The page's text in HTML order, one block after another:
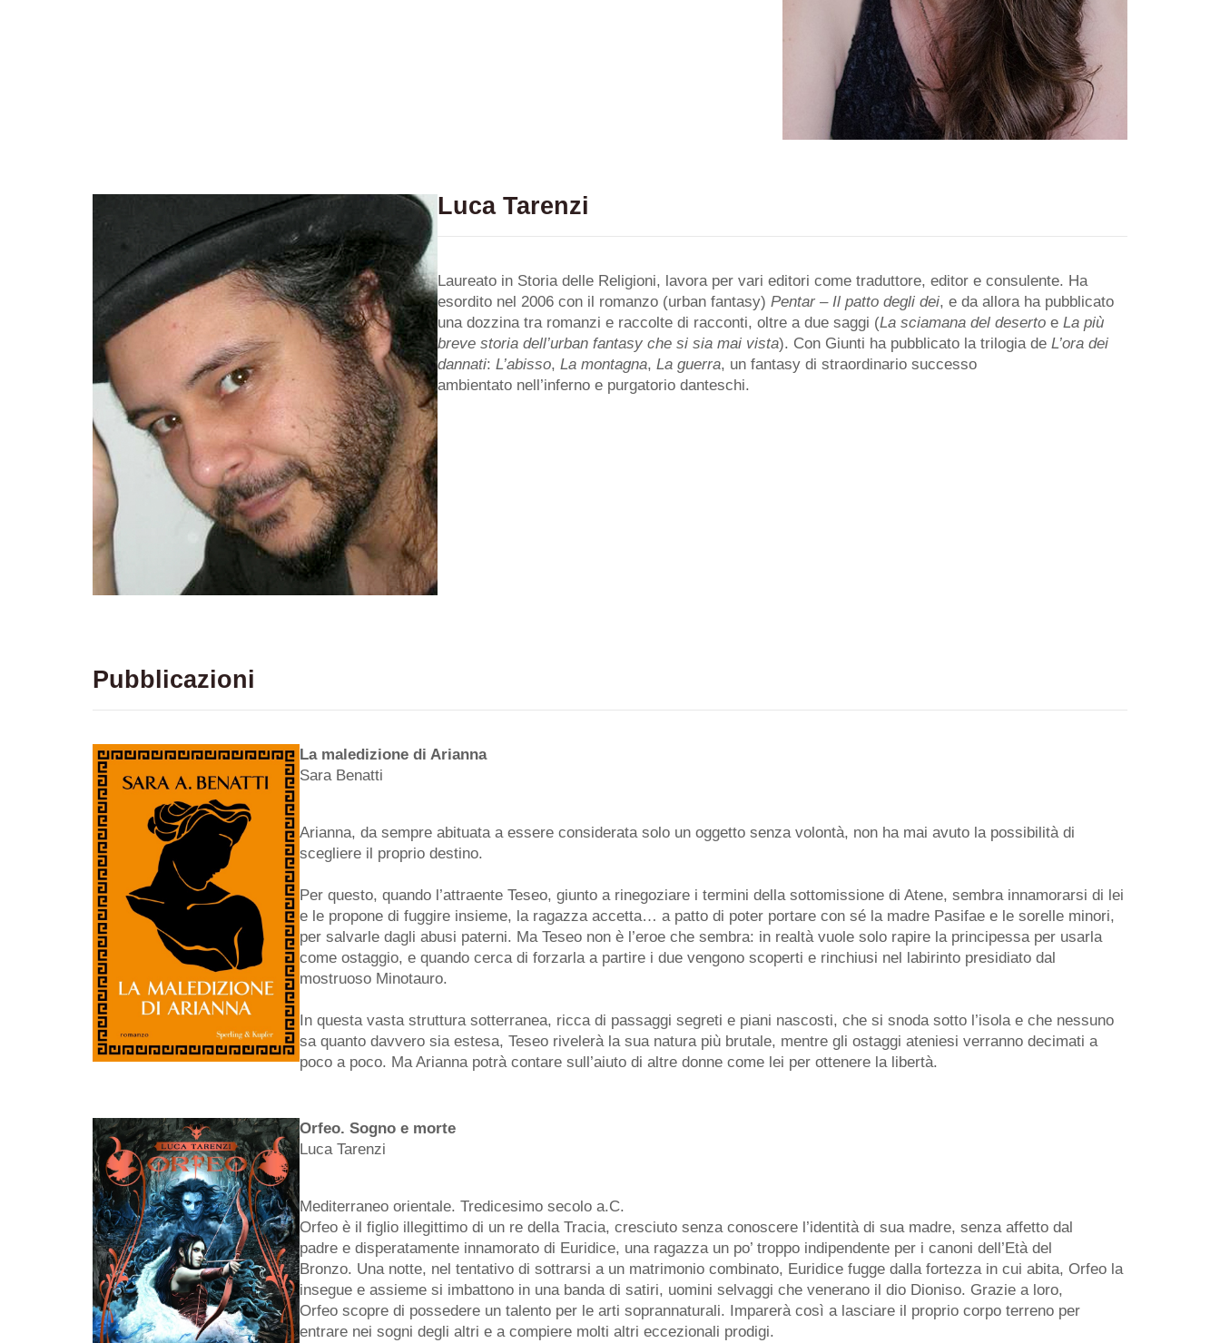
Luca Tarenzi
Laureato in Storia delle Religioni, lavora per vari editori come traduttore, editor e consulente. Ha
esordito nel 2006 con il romanzo (urban fantasy) Pentar – Il patto degli dei, e da allora ha pubblicato
una dozzina tra romanzi e raccolte di racconti, oltre a due saggi (La sciamana del desertoe La più
breve storia dell’urban fantasy che si sia mai vista). Con Giunti ha pubblicato la trilogia de L’ora dei
dannati: L’abisso, La montagna, La guerra, un fantasy di straordinario successo
ambientato nell’inferno e purgatorio danteschi.
Pubblicazioni
La maledizione di Arianna
Sara Benatti
Arianna, da sempre abituata a essere considerata solo un oggetto senza volontà, non ha mai avuto la possibilità di
scegliere il proprio destino.
Per questo, quando l’attraente Teseo, giunto a rinegoziare i termini della sottomissione di Atene, sembra innamorarsi di lei
e le propone di fuggire insieme, la ragazza accetta… a patto di poter portare con sé la madre Pasifae e le sorelle minori,
per salvarle dagli abusi paterni. Ma Teseo non è l’eroe che sembra: in realtà vuole solo rapire la principessa per usarla
come ostaggio, e quando cerca di forzarla a partire i due vengono scoperti e rinchiusi nel labirinto presidiato dal
mostruoso Minotauro.
In questa vasta struttura sotterranea, ricca di passaggi segreti e piani nascosti, che si snoda sotto l’isola e che nessuno
sa quanto davvero sia estesa, Teseo rivelerà la sua natura più brutale, mentre gli ostaggi ateniesi verranno decimati a
poco a poco. Ma Arianna potrà contare sull’aiuto di altre donne come lei per ottenere la libertà.
Orfeo. Sogno e morte
Luca Tarenzi
Mediterraneo orientale. Tredicesimo secolo a.C.
Orfeo è il figlio illegittimo di un re della Tracia, cresciuto senza conoscere l’identità di sua madre, senza affetto dal
padre e disperatamente innamorato di Euridice, una ragazza un po’ troppo indipendente per i canoni dell’Età del
Bronzo. Una notte, nel tentativo di sottrarsi a un matrimonio combinato, Euridice fugge dalla fortezza in cui abita, Orfeo la
insegue e assieme si imbattono in una banda di satiri, uomini selvaggi che venerano il dio Dioniso. Grazie a loro,
Orfeo scopre di possedere un talento per le arti soprannaturali. Imparerà così a lasciare il proprio corpo terreno per
entrare nei sogni degli altri e a compiere molti altri eccezionali prodigi.